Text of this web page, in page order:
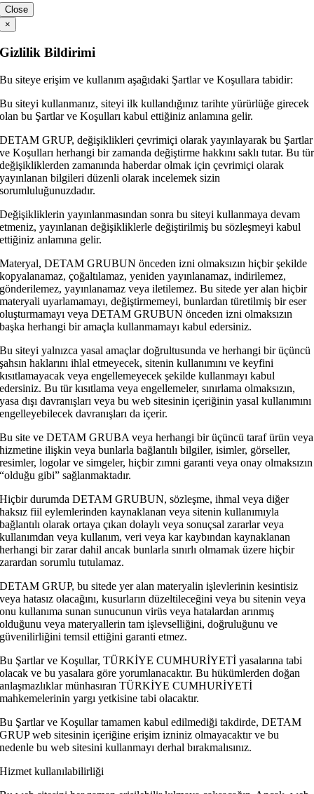
Close
×
Gizlilik Bildirimi
Bu siteye erişim ve kullanım aşağıdaki Şartlar ve Koşullara tabidir:
Bu siteyi kullanmanız, siteyi ilk kullandığınız tarihte yürürlüğe girecek
olan bu Şartlar ve Koşulları kabul ettiğiniz anlamına gelir.
DETAM GRUP, değişiklikleri çevrimiçi olarak yayınlayarak bu Şartlar
ve Koşulları herhangi bir zamanda değiştirme hakkını saklı tutar. Bu tür
değişikliklerden zamanında haberdar olmak için çevrimiçi olarak
yayınlanan bilgileri düzenli olarak incelemek sizin
sorumluluğunuzdadır.
Değişikliklerin yayınlanmasından sonra bu siteyi kullanmaya devam
etmeniz, yayınlanan değişikliklerle değiştirilmiş bu sözleşmeyi kabul
ettiğiniz anlamına gelir.
Materyal, DETAM GRUBUN önceden izni olmaksızın hiçbir şekilde
kopyalanamaz, çoğaltılamaz, yeniden yayınlanamaz, indirilemez,
gönderilemez, yayınlanamaz veya iletilemez. Bu sitede yer alan hiçbir
materyali uyarlamamayı, değiştirmemeyi, bunlardan türetilmiş bir eser
oluşturmamayı veya DETAM GRUBUN önceden izni olmaksızın
başka herhangi bir amaçla kullanmamayı kabul edersiniz.
Bu siteyi yalnızca yasal amaçlar doğrultusunda ve herhangi bir üçüncü
şahsın haklarını ihlal etmeyecek, sitenin kullanımını ve keyfini
kısıtlamayacak veya engellemeyecek şekilde kullanmayı kabul
edersiniz. Bu tür kısıtlama veya engellemeler, sınırlama olmaksızın,
yasa dışı davranışları veya bu web sitesinin içeriğinin yasal kullanımını
engelleyebilecek davranışları da içerir.
Bu site ve DETAM GRUBA veya herhangi bir üçüncü taraf ürün veya
hizmetine ilişkin veya bunlarla bağlantılı bilgiler, isimler, görseller,
resimler, logolar ve simgeler, hiçbir zımni garanti veya onay olmaksızın
“olduğu gibi” sağlanmaktadır.
Hiçbir durumda DETAM GRUBUN, sözleşme, ihmal veya diğer
haksız fiil eylemlerinden kaynaklanan veya sitenin kullanımıyla
bağlantılı olarak ortaya çıkan dolaylı veya sonuçsal zararlar veya
kullanımdan veya kullanım, veri veya kar kaybından kaynaklanan
herhangi bir zarar dahil ancak bunlarla sınırlı olmamak üzere hiçbir
zarardan sorumlu tutulamaz.
DETAM GRUP, bu sitede yer alan materyalin işlevlerinin kesintisiz
veya hatasız olacağını, kusurların düzeltileceğini veya bu sitenin veya
onu kullanıma sunan sunucunun virüs veya hatalardan arınmış
olduğunu veya materyallerin tam işlevselliğini, doğruluğunu ve
güvenilirliğini temsil ettiğini garanti etmez.
Bu Şartlar ve Koşullar, TÜRKİYE CUMHURİYETİ yasalarına tabi
olacak ve bu yasalara göre yorumlanacaktır. Bu hükümlerden doğan
anlaşmazlıklar münhasıran TÜRKİYE CUMHURİYETİ
mahkemelerinin yargı yetkisine tabi olacaktır.
Bu Şartlar ve Koşullar tamamen kabul edilmediği takdirde, DETAM
GRUP web sitesinin içeriğine erişim izniniz olmayacaktır ve bu
nedenle bu web sitesini kullanmayı derhal bırakmalısınız.
Hizmet kullanılabilirliği